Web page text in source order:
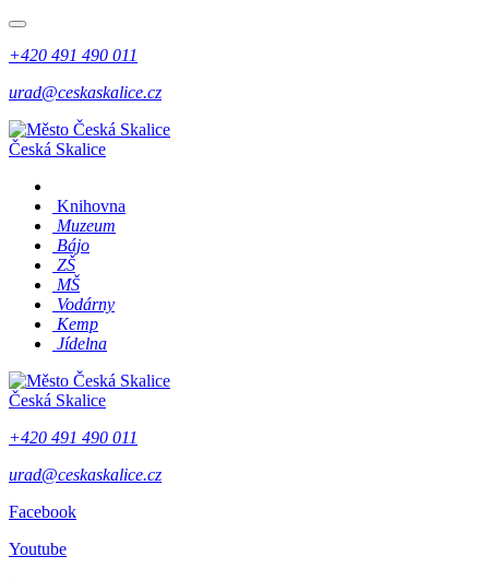
+420 491 490 011
urad@ceskaskalice.cz
Česká Skalice
Knihovna
Muzeum
Bájo
ZŠ
MŠ
Vodárny
Kemp
Jídelna
Česká Skalice
+420 491 490 011
urad@ceskaskalice.cz
Facebook
Youtube